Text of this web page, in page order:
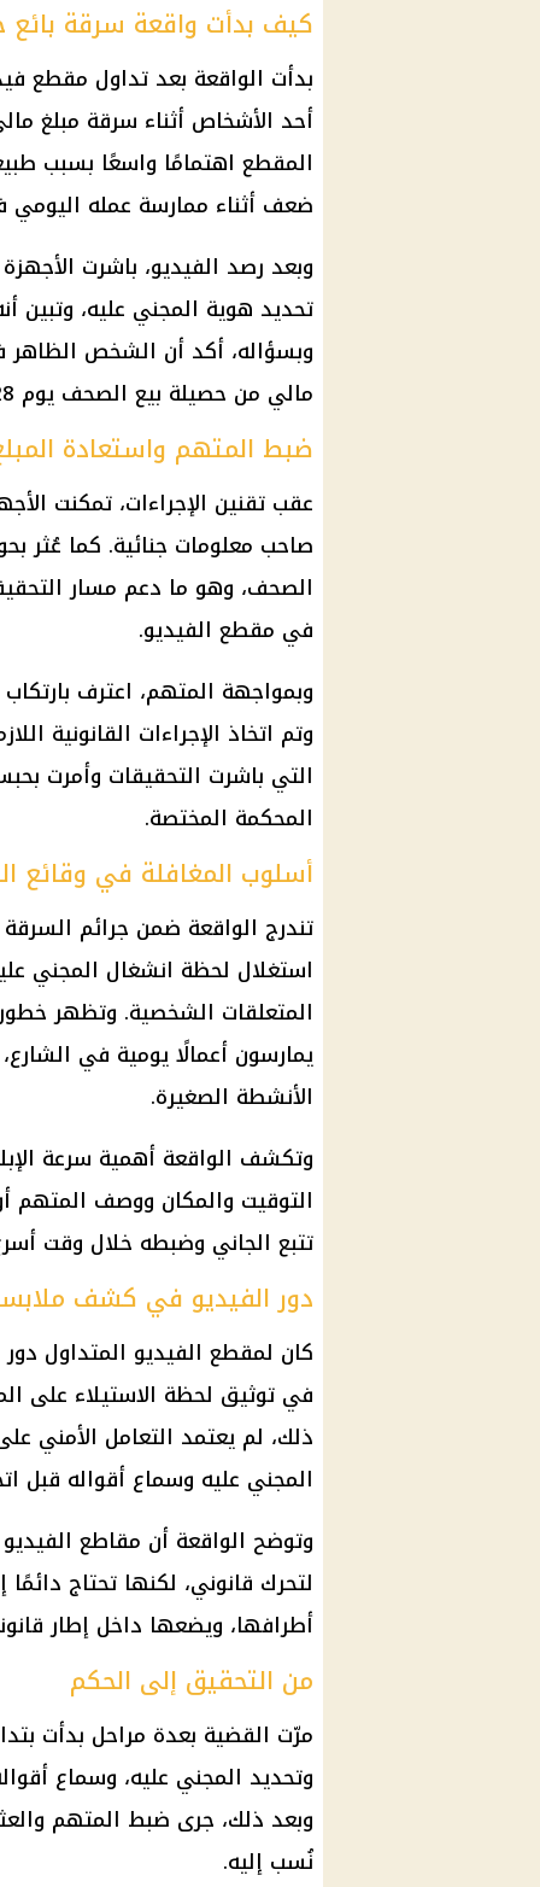
كيف بدأت واقعة سرقة بائع
بدأت الواقعة بعد تداول مقطع
أحد الأشخاص أثناء سرقة مبلغ
المقطع اهتمامًا واسعًا بسبب
ضعف أثناء ممارسة عمله
وبعد رصد الفيديو، باشرت
تحديد هوية المجني عليه،
وبسؤاله، أكد أن الشخص الظاهر
مالي من حصيلة بيع الصحف يوم 28 مايو الماضي.
ضبط المتهم واستعادة
عقب تقنين الإجراءات، تمكنت
صاحب معلومات جنائية. كما عُثر
الصحف، وهو ما دعم مسار
في مقطع الفيديو.
وبمواجهة المتهم، اعترف
وتم اتخاذ الإجراءات القانونية
المحكمة المختصة.
أسلوب المغافلة في وقائع
تندرج الواقعة ضمن جرائم
استغلال لحظة انشغال المجني
المتعلقات الشخصية. وتظهر
يمارسون أعمالًا يومية في
الأنشطة الصغيرة.
وتكشف الواقعة أهمية سرعة
التوقيت والمكان ووصف المتهم
تتبع الجاني وضبطه خلال وقت
دور الفيديو في كشف
كان لمقطع الفيديو المتداول
في توثيق لحظة الاستيلاء على
ذلك، لم يعتمد التعامل الأمني
المجني عليه وسماع أقواله قبل
وتوضح الواقعة أن مقاطع
لتحرك قانوني، لكنها تحتاج
أطرافها، ويضعها داخل إطار
من التحقيق إلى الحكم
مرّت القضية بعدة مراحل بدأت
وتحديد المجني عليه، وسماع
وبعد ذلك، جرى ضبط المتهم
نُسب إليه.